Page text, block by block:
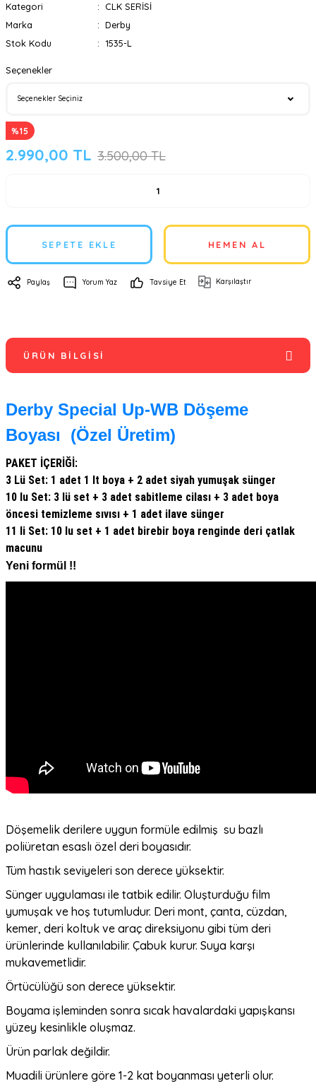
Kategori
CLK SERİSİ
Marka
Derby
Stok Kodu
1535-L
Seçenekler
%15
2.990,00 TL 3.500,00 TL
SEPETE EKLE HEMEN AL
Paylaş Yorum Yaz Tavsiye Et Karşılaştır
ÜRÜN BILGISI
Derby Special Up-WB Döşeme
Boyası (Özel Üretim)
PAKET İÇERİĞİ:
3 Lü Set: 1 adet 1 lt boya + 2 adet siyah yumuşak sünger
10 lu Set: 3 lü set + 3 adet sabitleme cilası + 3 adet boya
öncesi temizleme sıvısı + 1 adet ilave sünger
11 li Set: 10 lu set + 1 adet birebir boya renginde deri çatlak
macunu
Yeni formül !!
Döşemelik derilere uygun formüle edilmiş su bazlı
poliüretan esaslı özel deri boyasıdır.
Tüm hastık seviyeleri son derece yüksektir.
Sünger uygulaması ile tatbik edilir. Oluşturduğu film
yumuşak ve hoş tutumludur. Deri mont, çanta, cüzdan,
kemer, deri koltuk ve araç direksiyonu gibi tüm deri
ürünlerinde kullanılabilir. Çabuk kurur. Suya karşı
mukavemetlidir.
Örtücülüğü son derece yüksektir.
Boyama işleminden sonra sıcak havalardaki yapışkansı
yüzey kesinlikle oluşmaz.
Ürün parlak değildir.
Muadili ürünlere göre 1-2 kat boyanması yeterli olur.